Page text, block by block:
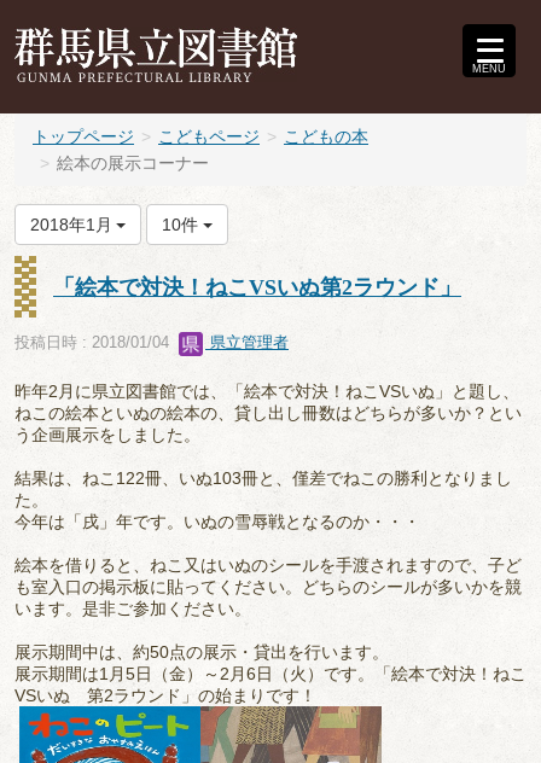
MENU
トップページ こどもページ
こどもの本
絵本の展示コーナー
2018年1月 10件
「絵本で対決！ねこVSいぬ第2ラウンド」
投稿日時 : 2018/01/04 県立管理者
昨年2月に県立図書館では、「絵本で対決！ねこVSいぬ」と題し、
ねこの絵本といぬの絵本の、貸し出し冊数はどちらが多いか？とい
う企画展示をしました。
結果は、ねこ122冊、いぬ103冊と、僅差でねこの勝利となりまし
た。
今年は「戌」年です。いぬの雪辱戦となるのか・・・
絵本を借りると、ねこ又はいぬのシールを手渡されますので、子ど
も室入口の掲示板に貼ってください。どちらのシールが多いかを競
います。是非ご参加ください。
展示期間中は、約50点の展示・貸出を行います。
展示期間は1月5日（金）～2月6日（火）です。「絵本で対決！ねこ
VSいぬ 第2ラウンド」の始まりです！